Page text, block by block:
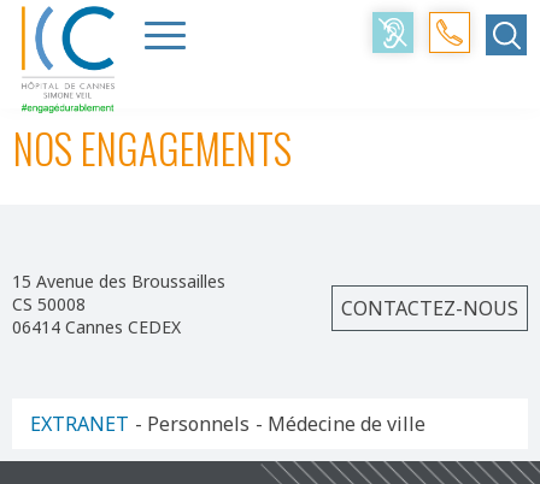
Accueil > Le CHC Nos engagements
NOS ENGAGEMENTS
15 Avenue des Broussailles
CS 50008
06414 Cannes CEDEX
CONTACTEZ-NOUS
EXTRANET - Personnels - Médecine de ville